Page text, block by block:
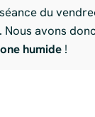
du
Nous avons
humide !